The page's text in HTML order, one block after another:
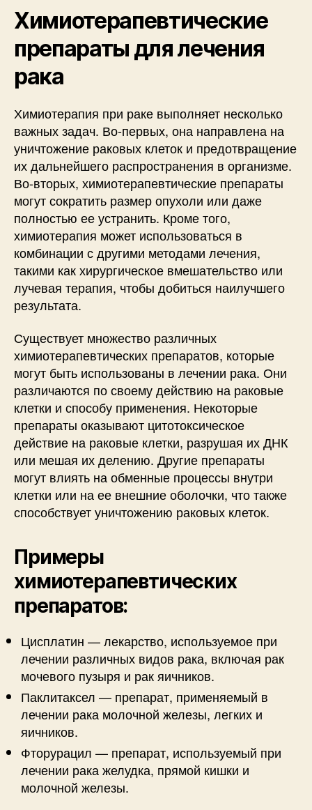
Химиотерапевтические
препараты для лечения
рака
Химиотерапия при раке выполняет несколько
важных задач. Во-первых, она направлена на
уничтожение раковых клеток и предотвращение
их дальнейшего распространения в организме.
Во-вторых, химиотерапевтические препараты
могут сократить размер опухоли или даже
полностью ее устранить. Кроме того,
химиотерапия может использоваться в
комбинации с другими методами лечения,
такими как хирургическое вмешательство или
лучевая терапия, чтобы добиться наилучшего
результата.
Существует множество различных
химиотерапевтических препаратов, которые
могут быть использованы в лечении рака. Они
различаются по своему действию на раковые
клетки и способу применения. Некоторые
препараты оказывают цитотоксическое
действие на раковые клетки, разрушая их ДНК
или мешая их делению. Другие препараты
могут влиять на обменные процессы внутри
клетки или на ее внешние оболочки, что также
способствует уничтожению раковых клеток.
Примеры
химиотерапевтических
препаратов:
Цисплатин — лекарство, используемое при
лечении различных видов рака, включая рак
мочевого пузыря и рак яичников.
Паклитаксел — препарат, применяемый в
лечении рака молочной железы, легких и
яичников.
Фторурацил — препарат, используемый при
лечении рака желудка, прямой кишки и
молочной железы.